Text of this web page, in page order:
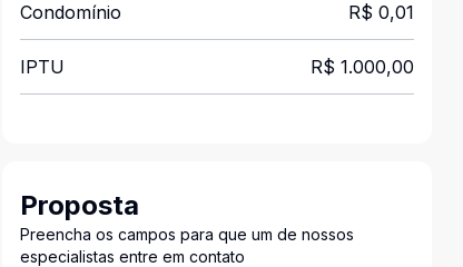
Condomínio R$ 0,01
IPTU R$ 1.000,00
Proposta
Preencha os campos para que um de nossos
especialistas entre em contato